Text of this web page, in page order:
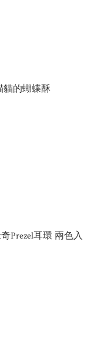
貓的蝴蝶酥
Prezel耳環 兩色入